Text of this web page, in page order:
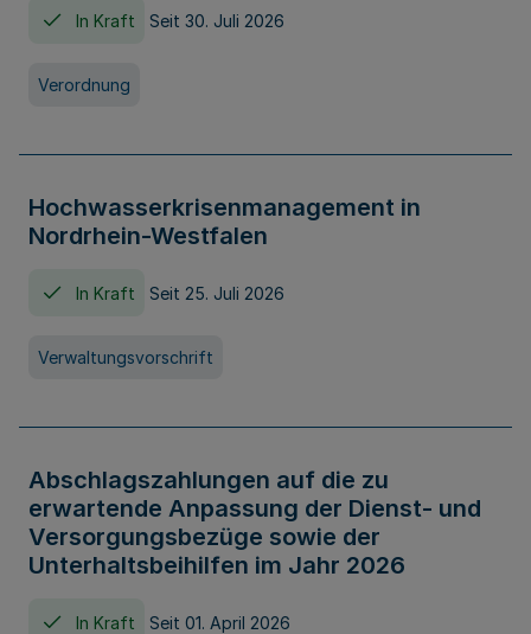
In Kraft Seit 30. Juli 2026
Verordnung
Hochwasserkrisenmanagement in
Nordrhein-Westfalen
In Kraft Seit 25. Juli 2026
Verwaltungsvorschrift
Abschlagszahlungen auf die zu
erwartende Anpassung der Dienst- und
Versorgungsbezüge sowie der
Unterhaltsbeihilfen im Jahr 2026
In Kraft Seit 01. April 2026